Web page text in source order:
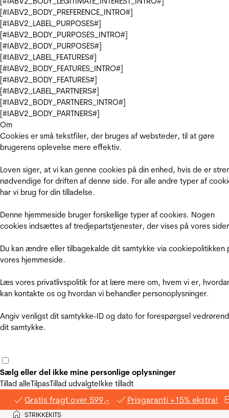
[#IABV2_BODY_PREFERENCE_INTRO#]
[#IABV2_LABEL_PURPOSES#]
[#IABV2_BODY_PURPOSES_INTRO#]
[#IABV2_BODY_PURPOSES#]
[#IABV2_LABEL_FEATURES#]
[#IABV2_BODY_FEATURES_INTRO#]
[#IABV2_BODY_FEATURES#]
[#IABV2_LABEL_PARTNERS#]
[#IABV2_BODY_PARTNERS_INTRO#]
[#IABV2_BODY_PARTNERS#]
Om
Cookies er små tekstfiler, der bruges af websteder, til at gøre
brugerens oplevelse mere effektiv.
Loven siger, at vi kan genne cookies på din enhed, hvis de er
nødvendige for driften af denne side. For alle andre typer af
har vi brug for din tilladelse.
Denne hjemmeside bruger forskellige typer af cookies. Nogen
cookies indsættes af tredjepartstjenester, der vises på vores
Du kan ændre eller tilbagekalde dit samtykke via cookiepolitikken
vores hjemmeside.
Læs vores privatlivspolitik for at lære mere om, hvem vi er,
kan kontakte os og hvordan vi behandler personoplysninger.
Angiv venligst dit samtykke-ID og dato for forespørgsel
dit samtykke.
Sælg eller del ikke mine personlige oplysninger
Tillad alleTilpasTillad udvalgteIkke tilladt
Gratis fragt over 599,- Prisgaranti +15% ekstra!
Hjem
>STRIKKEKITS